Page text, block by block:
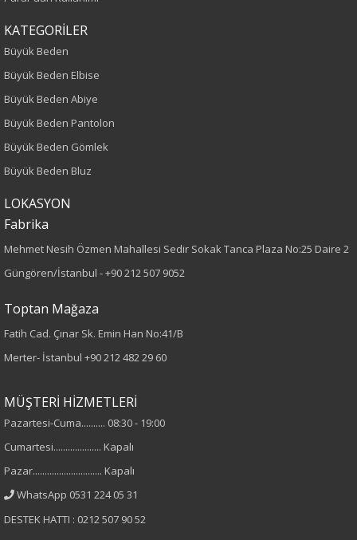
Kalıp
Boy
100
Paça Tipi
Kumaş Tipi
Örme
Kumaş
%55 Rayon
%6 Elastan
KATEGORİLER
Büyük Beden
Büyük Beden Elbise
Büyük Beden Abiye
Büyük Beden Pantolon
Büyük Beden Gömlek
Büyük Beden Bluz
LOKASYON
Fabrika
Mehmet Nesih Özmen Mahallesi Sedir Sokak Tanca Plaza No:25 Daire 2
Güngören/İstanbul -+90 212 507 9052
Toptan Mağaza
Fatih Cad. Çınar Sk. Emin Han No:41/B
Merter- İstanbul +90 212 482 29 60
MÜŞTERİ HİZMETLERİ
Pazartesi-Cuma.......... 08:30 - 19:00
Cumartesi.................... Kapalı
Pazar............................. Kapalı
WhatsApp 0531 224 05 31
DESTEK HATTI : 0212 507 90 52